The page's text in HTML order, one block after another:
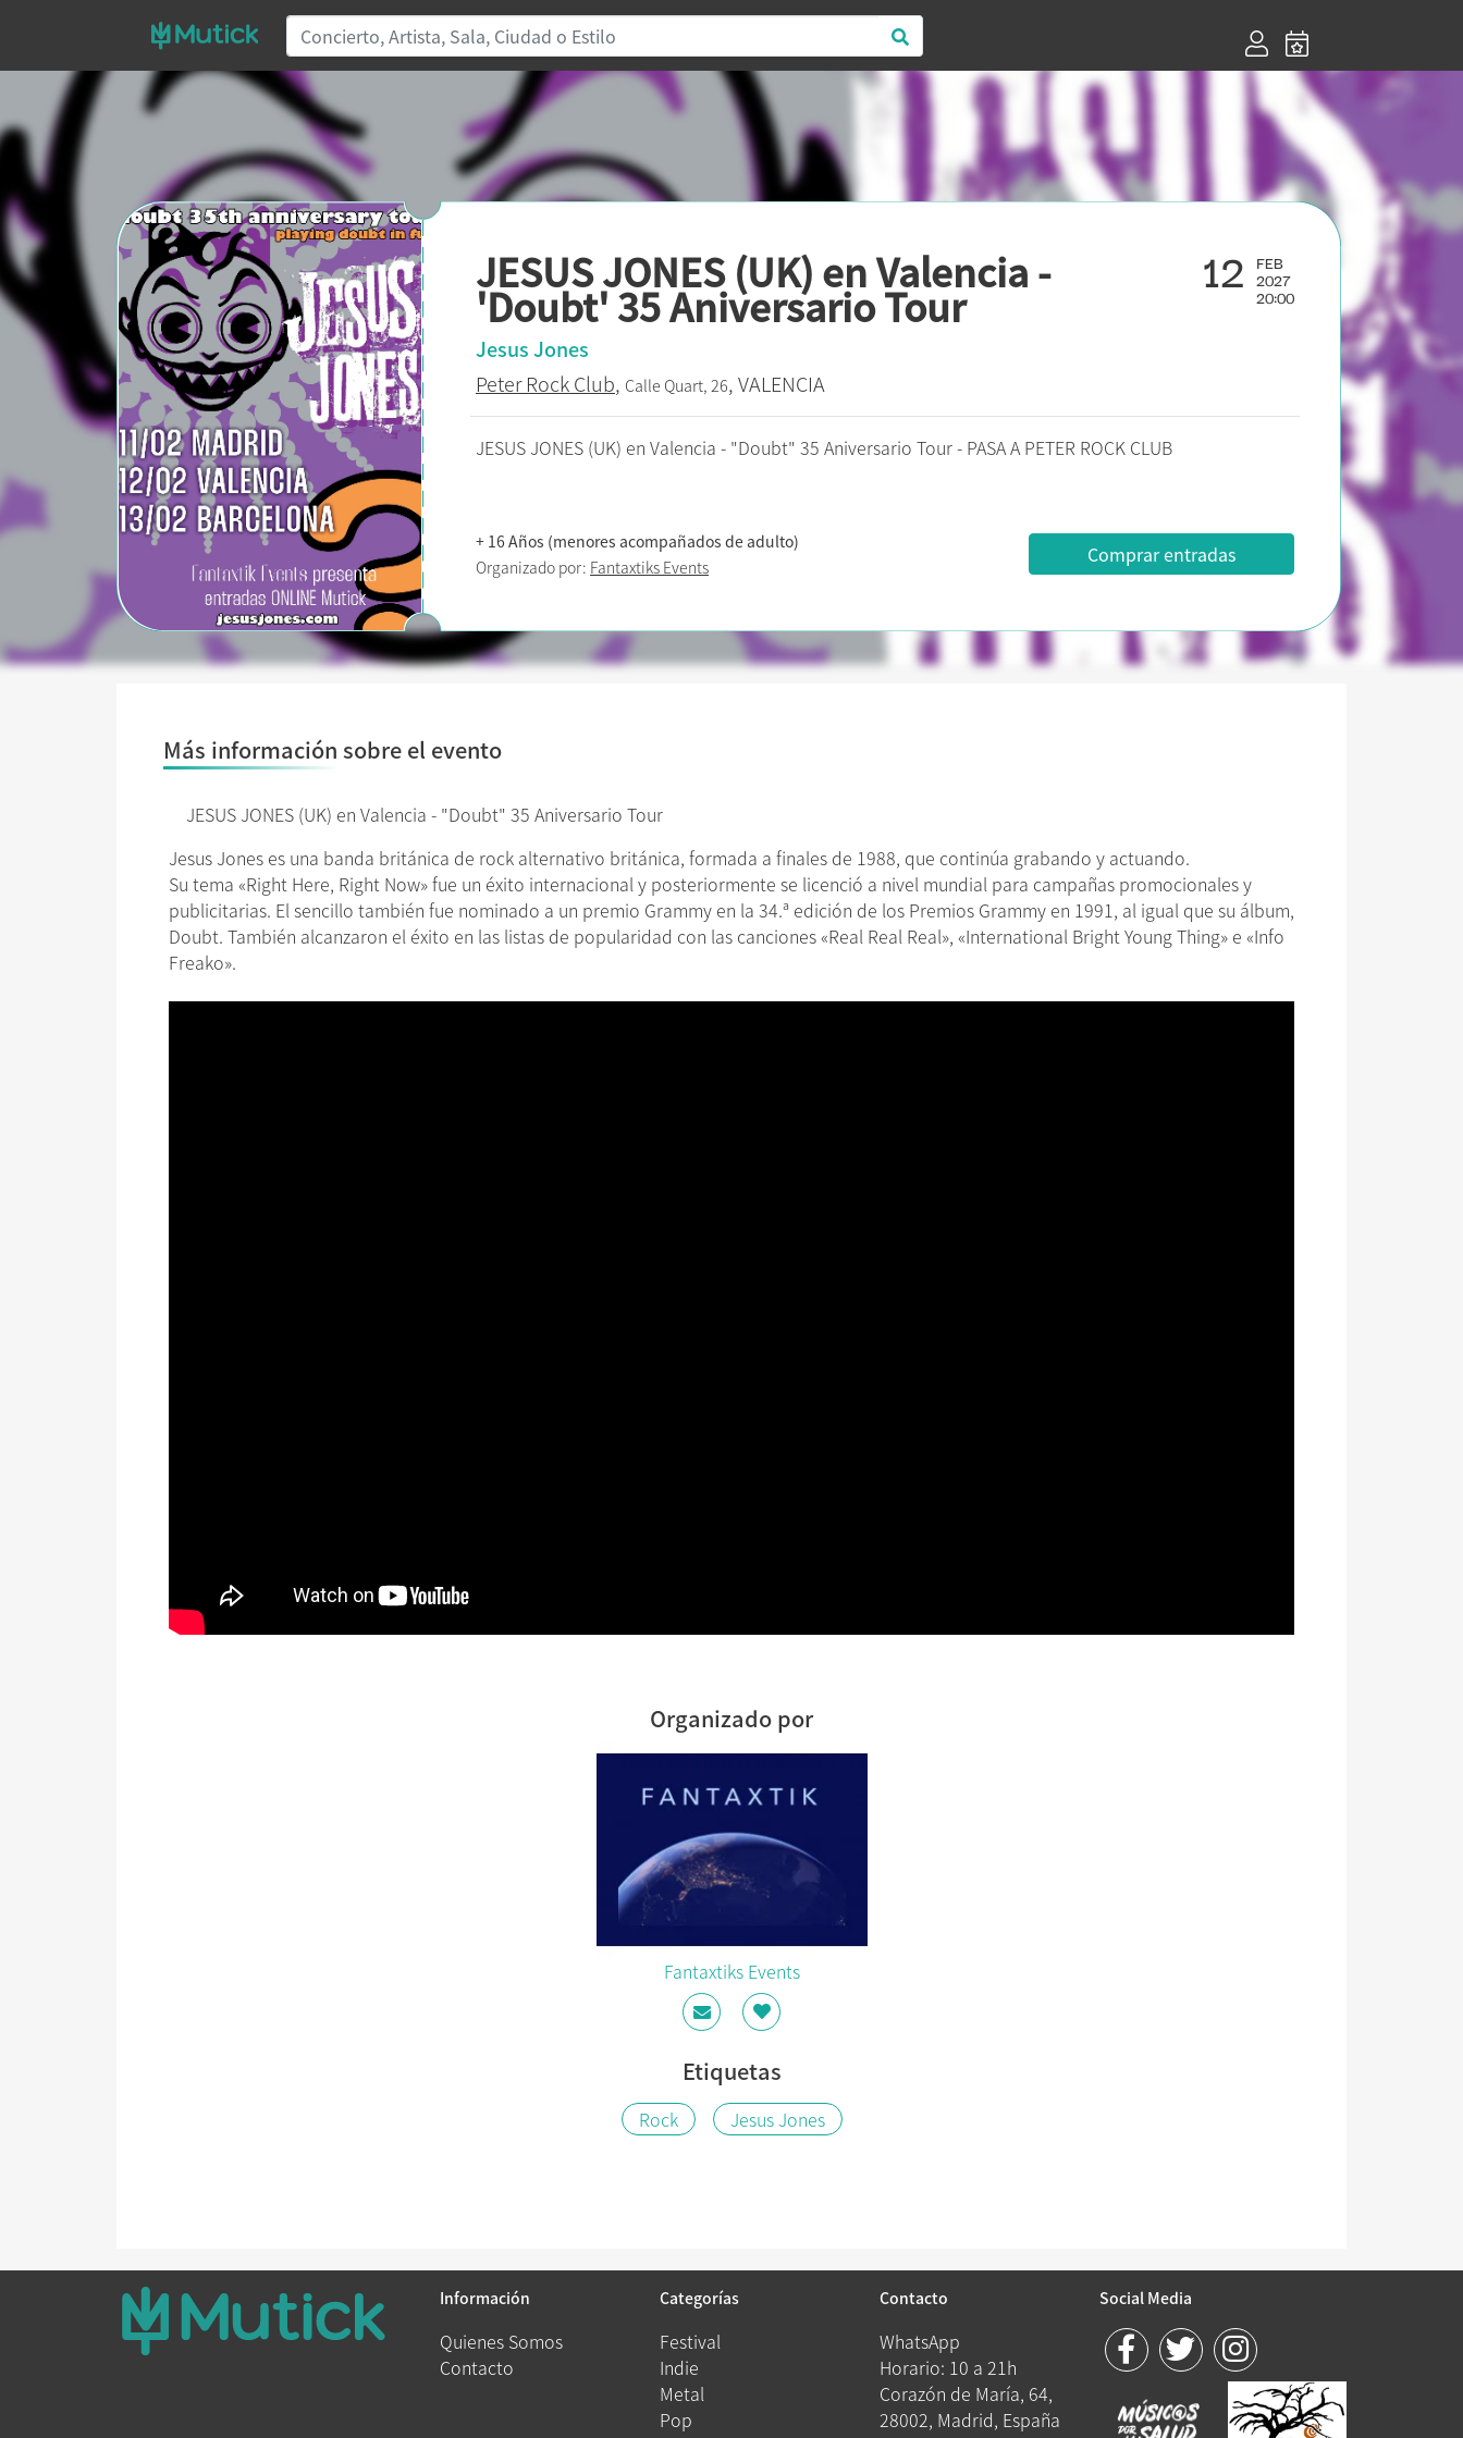
JESUS JONES (UK) en Valencia -
'Doubt' 35 Aniversario Tour
12 FEB
2027
20:00
Jesus Jones
Peter Rock Club, Calle Quart, 26, VALENCIA
JESUS JONES (UK) en Valencia - "Doubt" 35 Aniversario Tour - PASA A PETER ROCK CLUB
+ 16 Años (menores acompañados de adulto)
Organizado por: Fantaxtiks Events Comprar entradas
Más información sobre el evento
JESUS JONES (UK) en Valencia - "Doubt" 35 Aniversario Tour
Jesus Jones es una banda británica de rock alternativo británica, formada a finales de 1988, que continúa grabando y actuando.
Su tema «Right Here, Right Now» fue un éxito internacional y posteriormente se licenció a nivel mundial para campañas promocionales y
publicitarias. El sencillo también fue nominado a un premio Grammy en la 34.ª edición de los Premios Grammy en 1991, al igual que su álbum,
Doubt. También alcanzaron el éxito en las listas de popularidad con las canciones «Real Real Real», «International Bright Young Thing» e «Info
Freako».
Organizado por
Fantaxtiks Events
Etiquetas
Rock Jesus Jones
Información
Quienes Somos
Contacto
Categorías
Festival
Indie
Metal
Pop
Contacto
WhatsApp
Horario: 10 a 21h
Corazón de María, 64,
28002, Madrid, España
Social Media